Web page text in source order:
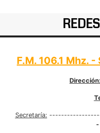
F.M. 106.1 Mhz.
Dirección:
Secretaría:
-